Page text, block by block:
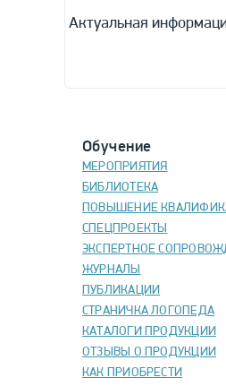
Актуальная
Обучение
МЕРОПРИЯТИЯ
БИБЛИОТЕКА
ПОВЫШЕНИЕ
СПЕЦПРОЕКТЫ
ЭКСПЕРТНОЕ
ЖУРНАЛЫ
ПУБЛИКАЦИИ
СТРАНИЧКА ЛОГОПЕДА
КАТАЛОГИ ПРОДУКЦИИ
ОТЗЫВЫ О ПРОДУКЦИИ
КАК ПРИОБРЕСТИ